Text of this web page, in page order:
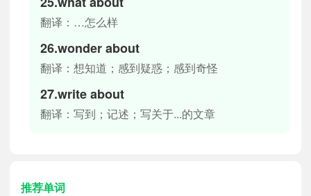
翻译：…怎么样
26.wonder about
翻译：想知道；感到疑惑；感到奇怪
27.write about
翻译：写到；记述；写关于...的文章
推荐单词